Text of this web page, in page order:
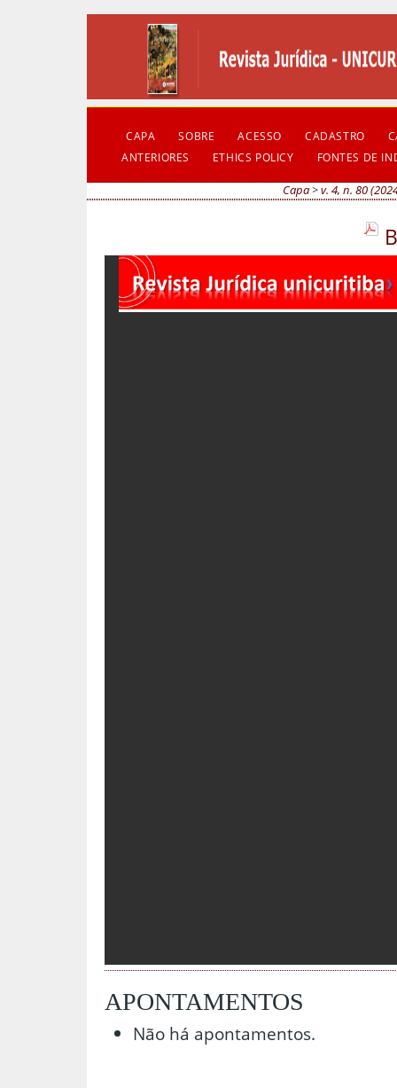
CAPA SOBRE ACESSO CADASTRO
ANTERIORES
ETHICS POLICY FONTES DE
Capa>v. 4, n. 80
APONTAMENTOS
Não há apontamentos.